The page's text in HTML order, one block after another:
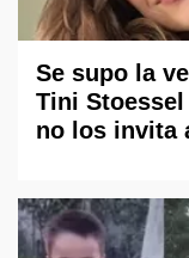
Se supo la
Tini
no los invita